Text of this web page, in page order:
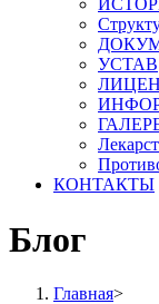
УСТАВ
КОНТАКТЫ
Блог
Главная>